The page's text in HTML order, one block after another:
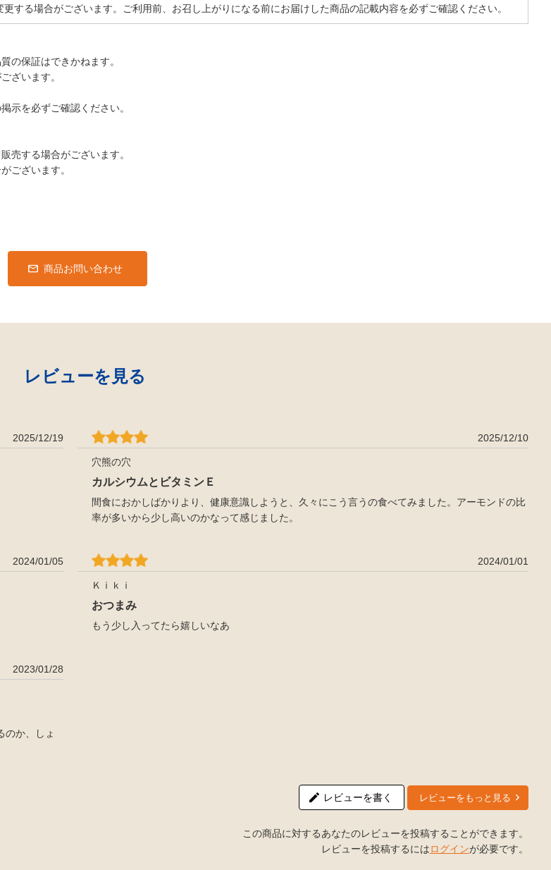
する場合がございます。ご利用前、お召し上がりになる前にお届けした商品の記載内容を必ずご確認ください。
の保証はできかねます。
ざいます。
示を必ずご確認ください。
売する場合がございます。
ございます。
商品お問い合わせ
レビューを見る
2025/12/19 2025/12/10
穴熊の穴
カルシウムとビタミンＥ
間食におかしばかりより、健康意識しようと、久々にこう言うの食べてみました。アーモンドの比
率が多いから少し高いのかなって感じました。
2024/01/05 2024/01/01
Ｋｉｋｉ
おつまみ
もう少し入ってたら嬉しいなあ
2023/01/28
のか、しょ
レビューを書く レビューをもっと見る
この商品に対するあなたのレビューを投稿することができます。
レビューを投稿するにはログインが必要です。